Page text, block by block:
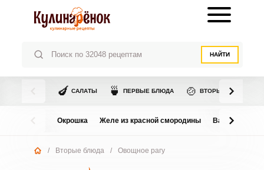
НАЙТИ
🍆 САЛАТЫ 🍵 ПЕРВЫЕ БЛЮДА 🍲 ВТОРЫЕ БЛЮДА
Окрошка Желе из красной смородины Варенье из
/ Вторые блюда / Овощное рагу